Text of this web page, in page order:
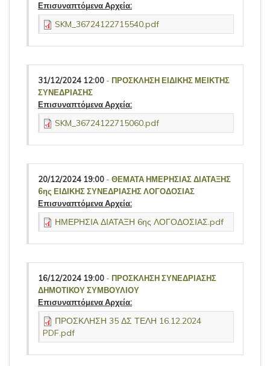
Επισυναπτόμενα Αρχεία:
SKM_36724122715540.pdf
31/12/2024 12:00 - ΠΡΟΣΚΛΗΣΗ ΕΙΔΙΚΗΣ ΜΕΙΚΤΗΣ
ΣΥΝΕΔΡΙΑΣΗΣ
Επισυναπτόμενα Αρχεία:
SKM_36724122715060.pdf
20/12/2024 19:00 - ΘΕΜΑΤΑ ΗΜΕΡΗΣΙΑΣ ΔΙΑΤΑΞΗΣ
6ης ΕΙΔΙΚΗΣ ΣΥΝΕΔΡΙΑΣΗΣ ΛΟΓΟΔΟΣΙΑΣ
Επισυναπτόμενα Αρχεία:
ΗΜΕΡΗΣΙΑ ΔΙΑΤΑΞΗ 6ης ΛΟΓΟΔΟΣΙΑΣ.pdf
16/12/2024 19:00 - ΠΡΟΣΚΛΗΣΗ ΣΥΝΕΔΡΙΑΣΗΣ
ΔΗΜΟΤΙΚΟΥ ΣΥΜΒΟΥΛΙΟΥ
Επισυναπτόμενα Αρχεία:
ΠΡΟΣΚΛΗΣΗ 35 ΔΣ ΤΕΛΗ 16.12.2024
PDF.pdf